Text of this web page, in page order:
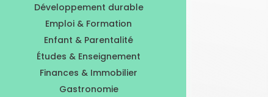
Développement durable
Emploi & Formation
Enfant & Parentalité
Études & Enseignement
Finances & Immobilier
Gastronomie